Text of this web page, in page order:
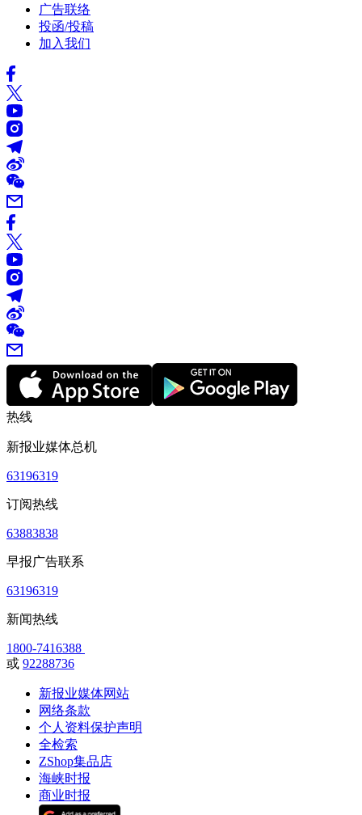
广告联络
投函/投稿
加入我们
热线
新报业媒体总机
63196319
订阅热线
63883838
早报广告联系
63196319
新闻热线
1800-7416388
或 92288736
新报业媒体网站
网络条款
个人资料保护声明
全检索
ZShop集品店
海峡时报
商业时报